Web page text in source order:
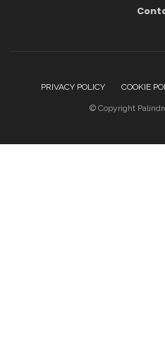
PRIVACY POLICY COOKIE
© Copyright